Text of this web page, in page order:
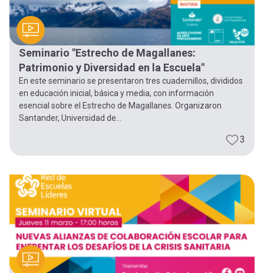
Seminario "Estrecho de Magallanes:
Patrimonio y Diversidad en la Escuela"
En este seminario se presentaron tres cuadernillos, divididos
en educación inicial, básica y media, con información
esencial sobre el Estrecho de Magallanes. Organizaron
Santander, Universidad de...
3